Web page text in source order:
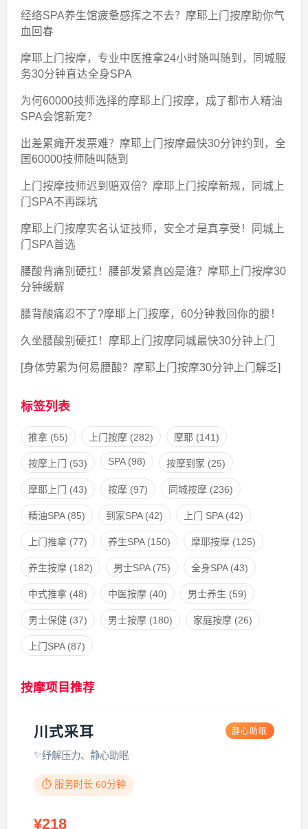
经络SPA养生馆疲惫感挥之不去？摩耶上门按摩助你气
血回春
摩耶上门按摩，专业中医推拿24小时随叫随到，同城服
务30分钟直达全身SPA
为何60000技师选择的摩耶上门按摩，成了都市人精油
SPA会馆新宠？
出差累瘫开发票难？摩耶上门按摩最快30分钟约到，全
国60000技师随叫随到
上门按摩技师迟到赔双倍？摩耶上门按摩新规，同城上
门SPA不再踩坑
摩耶上门按摩实名认证技师，安全才是真享受！同城上
门SPA首选
腰酸背痛别硬扛！腰部发紧真凶是谁？摩耶上门按摩30
分钟缓解
腰背酸痛忍不了?摩耶上门按摩，60分钟救回你的腰！
久坐腰酸别硬扛！摩耶上门按摩同城最快30分钟上门
[身体劳累为何易腰酸？摩耶上门按摩30分钟上门解乏]
标签列表
推拿(55) 上门按摩(282) 摩耶(141)
按摩上门 (53) SPA(98) 按摩到家 (25)
摩耶上门 (43) 按摩(97) 同城按摩(236)
精油SPA(85) 到家SPA(42) 上门 SPA(42)
上门推拿(77) 养生SPA(150) 摩耶按摩(125)
养生按摩(182) 男士SPA(75) 全身SPA(43)
中式推拿(48) 中医按摩(40) 男士养生 (59)
男士保健(37) 男士按摩(180) 家庭按摩(26)
上门SPA(87)
按摩项目推荐
川式采耳 静心助眠
纾解压力、静心助眠
⏱️ 服务时长 60分钟
¥218